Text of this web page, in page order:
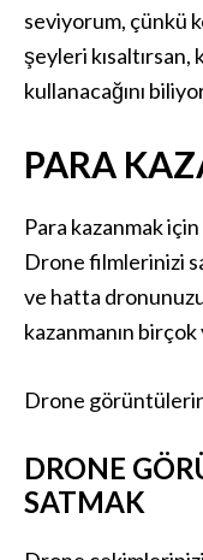
seviyorum, çünkü
şeyleri kısaltırsan,
kullanacağını
PARA
Para kazanmak
Drone filmlerinizi
ve hatta
kazanmanın birçok
Drone
DRONE
SATMAK